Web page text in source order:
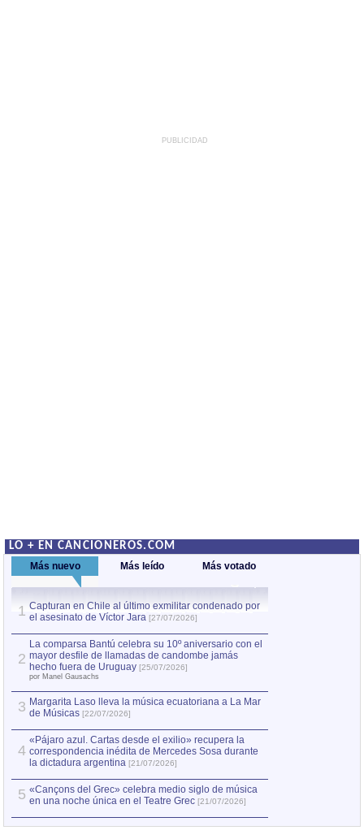
PUBLICIDAD
LO + EN CANCIONEROS.COM
Más nuevo Más leído Más votado
1 Capturan en Chile al último exmilitar condenado por
el asesinato de Víctor Jara [27/07/2026]
2
La comparsa Bantú celebra su 10º aniversario con el
mayor desfile de llamadas de candombe jamás
hecho fuera de Uruguay [25/07/2026]
por Manel Gausachs
3 Margarita Laso lleva la música ecuatoriana a La Mar
de Músicas [22/07/2026]
4
«Pájaro azul. Cartas desde el exilio» recupera la
correspondencia inédita de Mercedes Sosa durante
la dictadura argentina [21/07/2026]
5 «Cançons del Grec» celebra medio siglo de música
en una noche única en el Teatre Grec [21/07/2026]